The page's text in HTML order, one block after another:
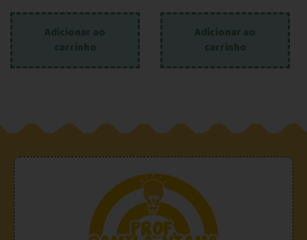
Adicionar ao
carrinho
Adicionar ao
carrinho